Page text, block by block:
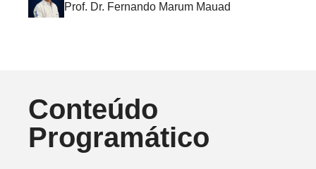
Prof. Dr. Fernando Marum Mauad
Conteúdo
Programático